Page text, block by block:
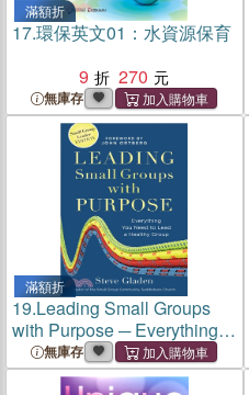
滿額折
17.環保英文01：水資源保育
9
270
無庫存
滿額折
19.Leading Small Groups
with Purpose ─ Everything
You Need to Lead a Healthy
Group
無庫存